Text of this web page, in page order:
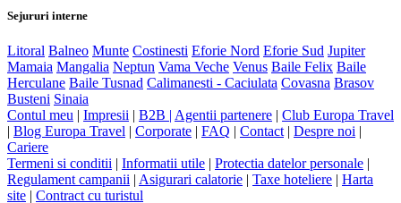
Sejururi interne
Litoral Balneo Munte Costinesti Eforie Nord Eforie Sud Jupiter
Mamaia Mangalia Neptun Vama Veche Venus Baile Felix Baile
Herculane Baile Tusnad Calimanesti - Caciulata Covasna Brasov
Busteni Sinaia
Contul meu | Impresii | B2B | Agentii partenere | Club Europa Travel
| Blog Europa Travel | Corporate | FAQ | Contact | Despre noi |
Cariere
Termeni si conditii | Informatii utile | Protectia datelor personale |
Regulament campanii | Asigurari calatorie | Taxe hoteliere | Harta
site | Contract cu turistul